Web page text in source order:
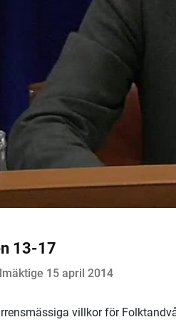
13-17
15 april 2014
villkor för